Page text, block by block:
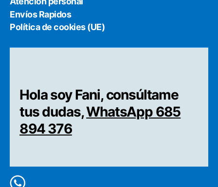
Envíos Rapidos
Política de cookies (UE)
Hola soy Fani, consúltame
tus dudas,WhatsApp 685
894 376